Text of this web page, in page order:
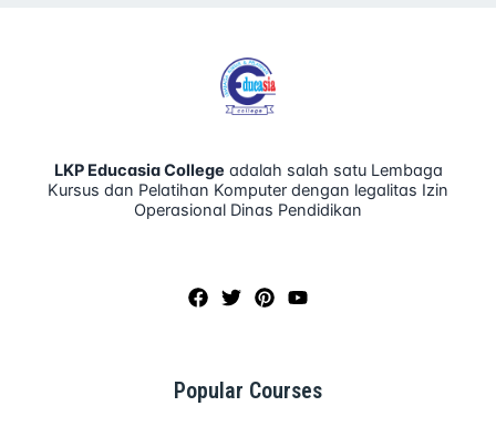
LKP Educasia College adalah salah satu Lembaga
Kursus dan Pelatihan Komputer dengan legalitas Izin
Operasional Dinas Pendidikan
Popular Courses